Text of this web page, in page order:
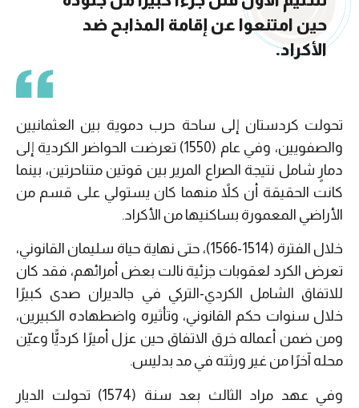
حين امتنعوا عن إقامة المذابح ضد
الأكراد.
تحولت كردستان إلى ساحة حرب دموية بين العثمانيين
والصفويين، وفي عام (1550) تعرضت الحواضر الكردية إلى
دمارٍ شامل نتيجة الصراع المرير بين قوتين متناحرتين، بينما
كانت الحقيقة أن كلاً منهما كان يستولي على قسم من
الأراضي المعمورة بساكنيها من الأكراد.
خلال الفترة (1514-1566)، حتى نهاية حياة سليمان القانوني،
تعرض الكرد لعقوبات جزئية نالت بعض أمرائهم، فقد كان
للاتفاق الشامل الكردي-التركي في جالديران صدى كبيرًا
خلال سنوات حكم القانوني، وتأثيره واضطهاده الكبيرين،
ومن ضمن أعماله خرق الاتفاق حين عزل أميرًا كرديًّا وعيّن
محله آخرًا من غير ورثته في مد بدليس.
وفي عهد مراد الثالث بعد سنة (1574) تحولت الديار